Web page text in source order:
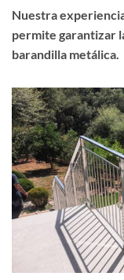
Nuestra
permite garantizar
barandilla metálica.